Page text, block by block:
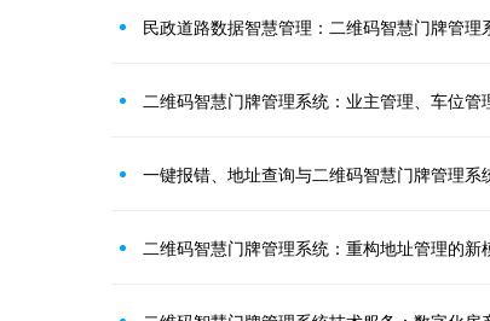
民政道路数据智慧管理：二维码智慧门牌管理
二维码智慧门牌管理系统：业主管理、车位
一键报错、地址查询与二维码智慧门牌管理
二维码智慧门牌管理系统：重构地址管理的新